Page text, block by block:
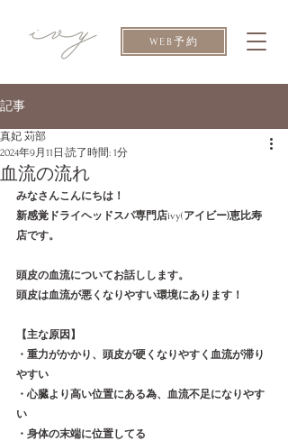
WEB予約
記事
血流の流れ
真妃 苅部
2024年9月11日 読了時間: 1分
みなさんこんにちは！
新感覚ドライヘッドスパ専門店ivy(アイビー)恵比寿
店です。
頭皮の血流についてお話しします。
頭皮は血流が悪くなりやすい環境にあります！
【主な原因】
・重力がかかり、頭皮が硬くなりやすく血流が滞り
やすい
・心臓より高い位置にある為、血流不足になりやす
い
・身体の末端に位置してる